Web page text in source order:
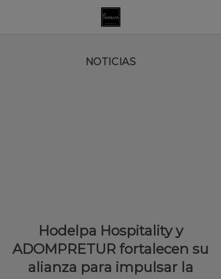
NOTICIAS
Hodelpa Hospitality y
ADOMPRETUR fortalecen su
alianza para impulsar la